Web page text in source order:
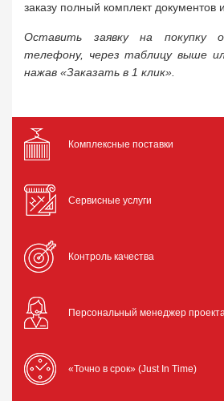
заказу полный комплект документов
Оставить заявку на покупку
телефону, через таблицу выше
нажав «Заказать в 1 клик».
Комплексные поставки
Сервисные услуги
Контроль качества
Персональный менеджер
«Точно в срок» (Just In Time)